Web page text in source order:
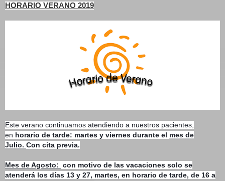
HORARIO VERANO 2019
Este verano continuamos atendiendo a nuestros pacientes,
en horario de tarde: martes y viernes durante el mes de
Julio. Con cita previa.
Mes de Agosto: con motivo de las vacaciones solo se
atenderá los días 13 y 27, martes, en horario de tarde, de 16 a